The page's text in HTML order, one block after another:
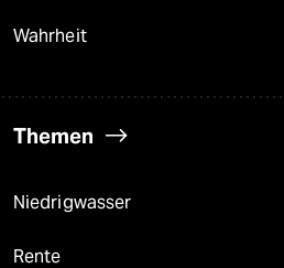
Wahrheit
Themen
Niedrigwasser
Rente